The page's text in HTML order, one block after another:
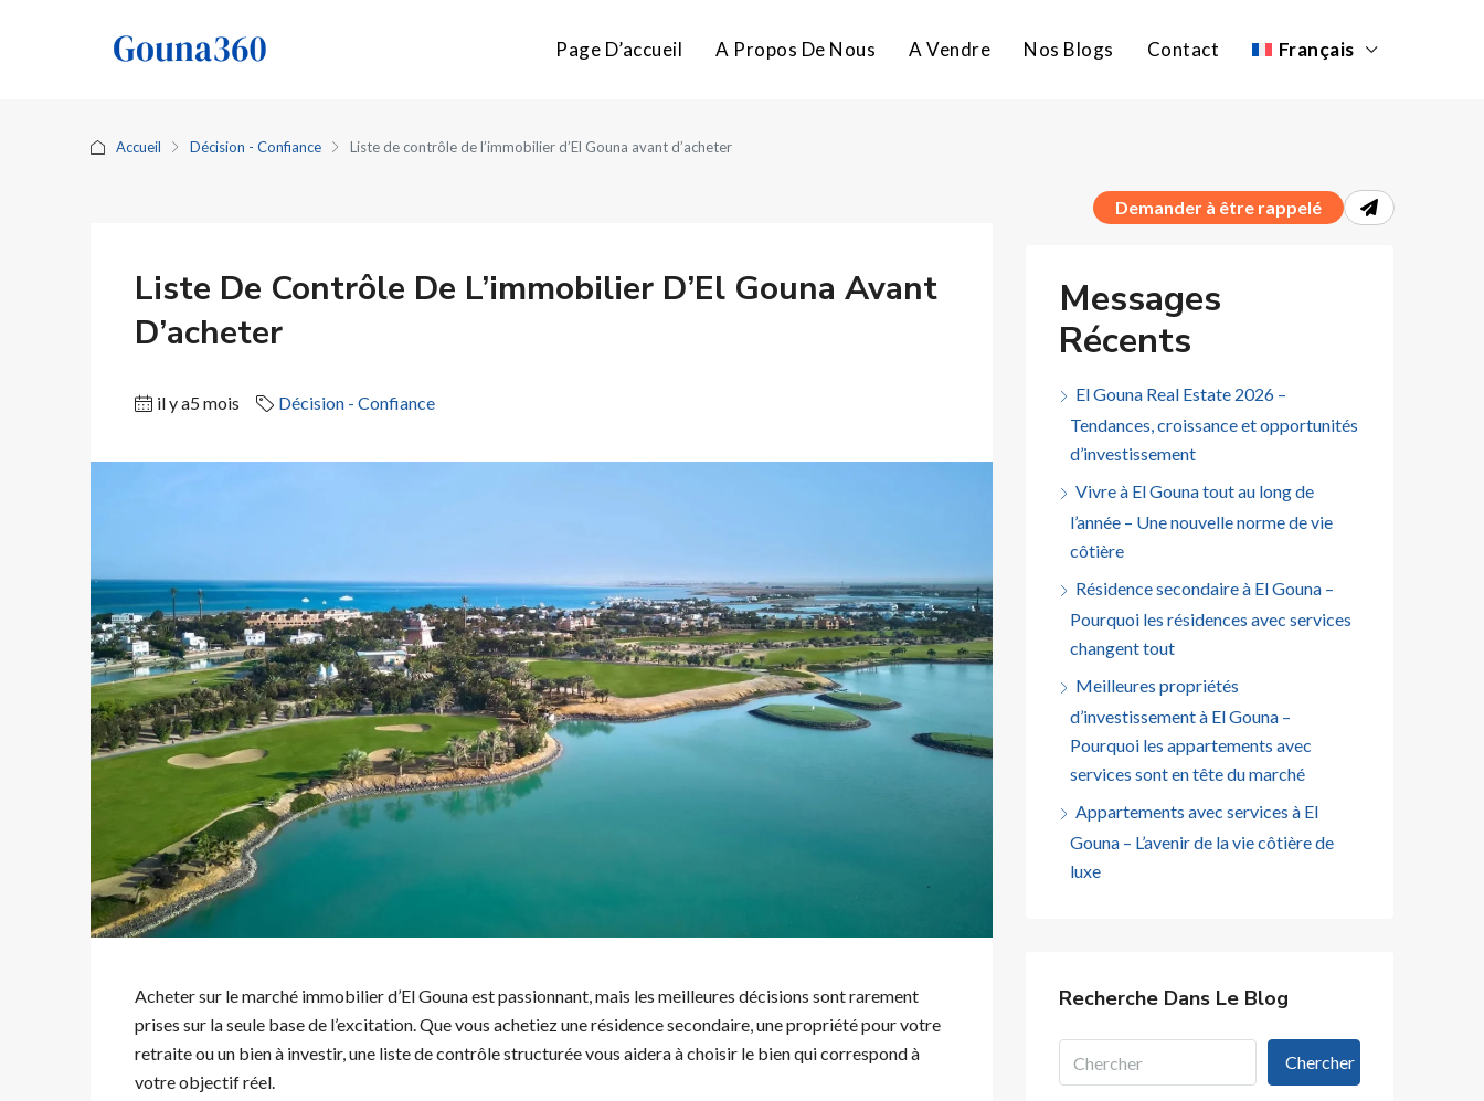
Page D’accueil A Propos De Nous A Vendre Nos Blogs Contact Français
Accueil Décision - Confiance Liste de contrôle de l’immobilier d’El Gouna avant d’acheter
Demander à être rappelé
Liste De Contrôle De L’immobilier D’El Gouna Avant
D’acheter
il y a5 mois Décision - Confiance
Acheter sur le marché immobilier d’El Gouna est passionnant, mais les meilleures décisions sont rarement
prises sur la seule base de l’excitation. Que vous achetiez une résidence secondaire, une propriété pour votre
retraite ou un bien à investir, une liste de contrôle structurée vous aidera à choisir le bien qui correspond à
votre objectif réel.
Messages
Récents
El Gouna Real Estate 2026 –
Tendances, croissance et opportunités
d’investissement
Vivre à El Gouna tout au long de
l’année – Une nouvelle norme de vie
côtière
Résidence secondaire à El Gouna –
Pourquoi les résidences avec services
changent tout
Meilleures propriétés
d’investissement à El Gouna –
Pourquoi les appartements avec
services sont en tête du marché
Appartements avec services à El
Gouna – L’avenir de la vie côtière de
luxe
Recherche Dans Le Blog
Chercher